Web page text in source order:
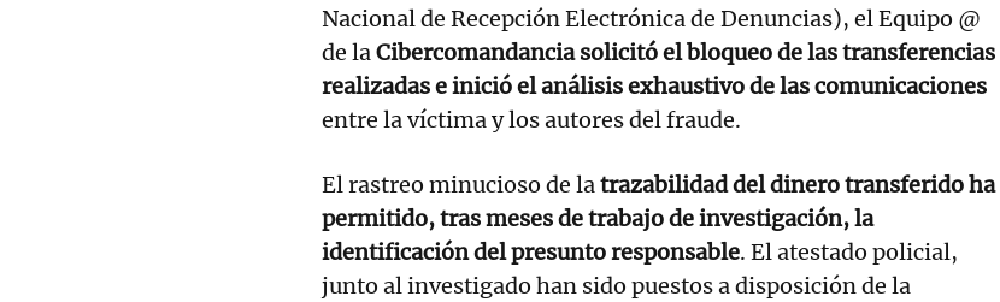
Nacional de Recepción Electrónica de Denuncias), el Equipo @
de laCibercomandancia solicitó el bloqueo de las transferencias
realizadas e inició el análisis exhaustivo de las comunicaciones
entre la víctima y los autores del fraude.
El rastreo minucioso de latrazabilidad del dinero transferido ha
permitido, tras meses de trabajo de investigación, la
identificación del presunto responsable. El atestado policial,
junto al investigado han sido puestos a disposición de la